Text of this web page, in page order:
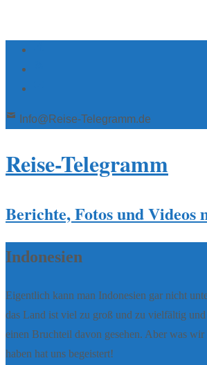
Info@Reise-Telegramm.de
Reise-Telegramm
Berichte, Fotos und Videos
Indonesien
Eigentlich kann man Indonesien gar nicht
das Land ist viel zu groß und zu vielfältig
einen Bruchteil davon gesehen. Aber was wir
haben hat uns begeistert!